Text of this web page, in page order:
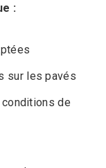
:
sur les pavés
de